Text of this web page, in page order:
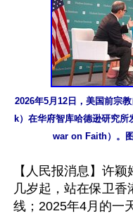
2026年5月12日，美国前宗
k）在华府智库哈德逊研究
war on Faith）。
【人民报消息】许颖
几岁起，站在保卫香
线；2025年4月的一